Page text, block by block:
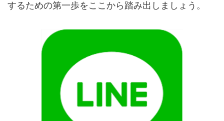
するための第一歩をここから踏み出しましょう。